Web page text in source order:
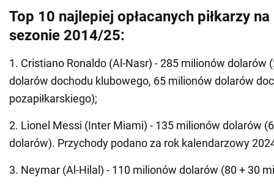
Top 10 najlepiej opłacanych piłkarzy
sezonie 2014/25:
1. Cristiano Ronaldo (Al-Nasr) - 285 milionów dolarów
dolarów dochodu klubowego, 65 milionów dolarów
pozapiłkarskiego);
2. Lionel Messi (Inter Miami) - 135 milionów dolarów
dolarów). Przychody podano za rok kalendarzowy
3. Neymar (Al-Hilal) - 110 milionów dolarów (80 + 30